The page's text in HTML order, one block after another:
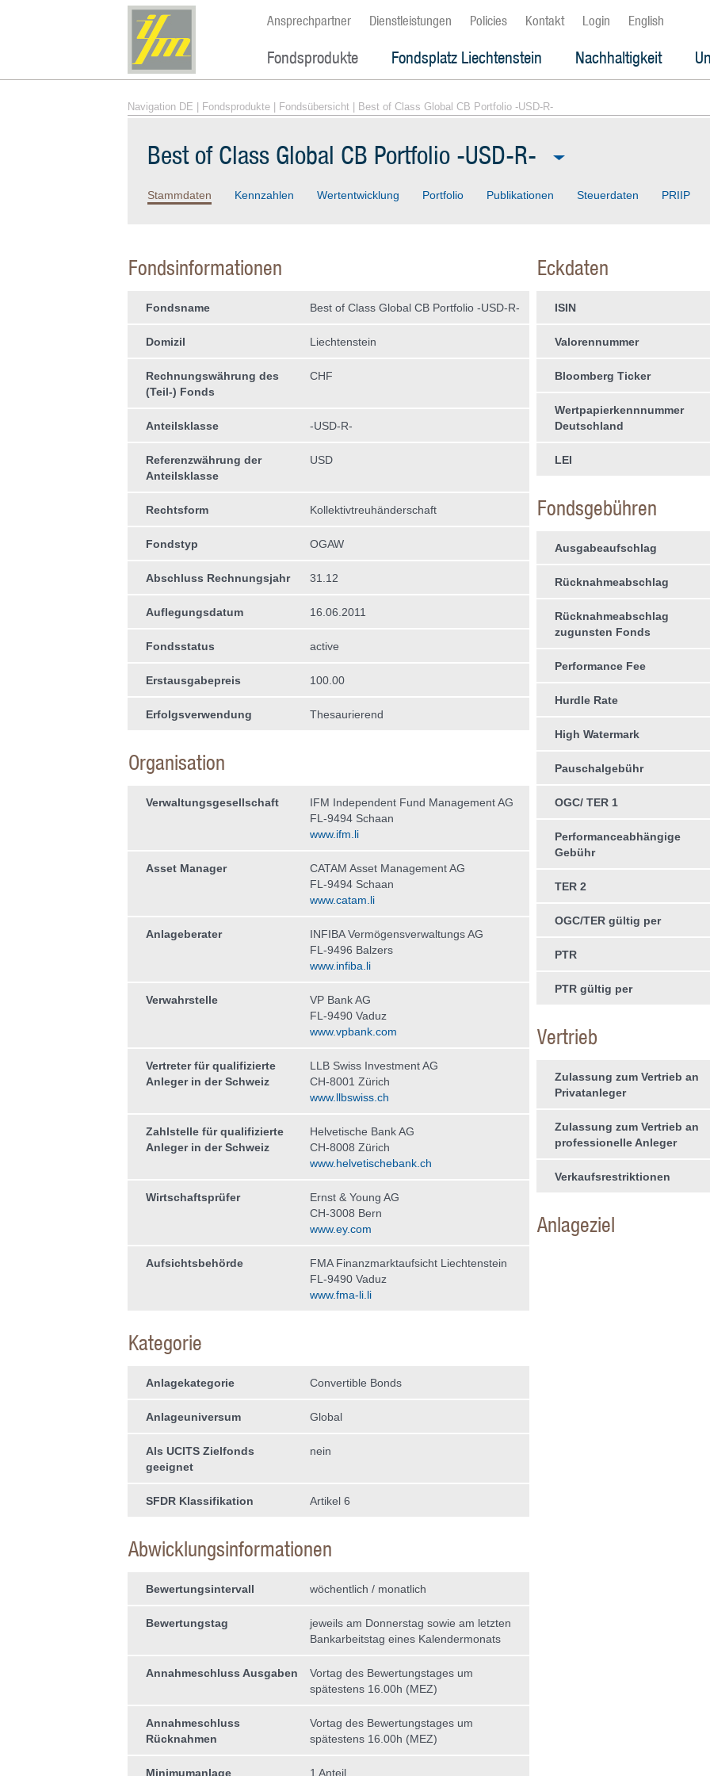
Ansprechpartner Dienstleistungen Policies Kontakt Login English
Fondsprodukte Fondsplatz Liechtenstein Nachhaltigkeit
Navigation DE Fondsprodukte| Fondsübersicht| Best of Class Global CB Portfolio -USD-R-
Best of Class Global CB Portfolio -USD-R-
Stammdaten Kennzahlen Wertentwicklung Portfolio Publikationen Steuerdaten PRIIP
Fondsinformationen
Fondsname Best of Class Global CB Portfolio -USD-R-
Domizil Liechtenstein
Rechnungswährung des
(Teil-) Fonds
CHF
Anteilsklasse -USD-R-
Referenzwährung der
Anteilsklasse
USD
Rechtsform Kollektivtreuhän­derschaft
Fondstyp OGAW
Abschluss Rechnungsjahr 31.12
Auflegungsdatum 16.06.2011
Fondsstatus active
Erstausgabepreis 100.00
Erfolgsverwendung Thesaurierend
Organisation
Verwaltungs­gesellschaft
IFM Independent Fund Management AG
FL-9494 Schaan
www.ifm.li
Asset Manager
CATAM Asset Management AG
FL-9494 Schaan
www.catam.li
Anlageberater
INFIBA Vermögensverwaltungs AG
FL-9496 Balzers
www.infiba.li
Verwahrstelle
VP Bank AG
FL-9490 Vaduz
www.vpbank.com
Vertreter für qualifizierte
Anleger in der Schweiz
LLB Swiss Investment AG
CH-8001 Zürich
www.llbswiss.ch
Zahlstelle für qualifizierte
Anleger in der Schweiz
Helvetische Bank AG
CH-8008 Zürich
www.helvetischebank.ch
Wirtschaftsprüfer
Ernst & Young AG
CH-3008 Bern
www.ey.com
Aufsichtsbehörde
FMA Finanzmarktaufsicht Liechtenstein
FL-9490 Vaduz
www.fma-li.li
Kategorie
Anlagekategorie Convertible Bonds
Anlageuniversum Global
Als UCITS Zielfonds
geeignet
nein
SFDR Klassifikation Artikel 6
Abwicklungsinformationen
Bewertungsintervall wöchentlich / monatlich
Bewertungstag
jeweils am Donnerstag sowie am letzten
Bankarbeitstag eines Kalendermonats
Annahmeschluss Ausgaben
Vortag des Bewertungstages um
spätestens 16.00h (MEZ)
Annahmeschluss
Rücknahmen
Vortag des Bewertungstages um
spätestens 16.00h (MEZ)
Minimumanlage 1 Anteil
Eckdaten
ISIN
Valorennummer
Bloomberg Ticker
Wertpapierkennnummer
Deutschland
LEI
Fondsgebühren
Ausgabeaufschlag
Rücknahmeabschlag
Rücknahmeabschlag
zugunsten Fonds
Performance Fee
Hurdle Rate
High Watermark
Pauschalgebühr
OGC/ TER 1
Performanceabhängige
Gebühr
TER 2
OGC/TER gültig per
PTR
PTR gültig per
Vertrieb
Zulassung zum Vertrieb an
Privatanleger
Zulassung zum Vertrieb an
professionelle Anleger
Verkaufsrestriktionen
Anlageziel